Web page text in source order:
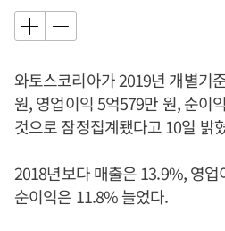
와토스코리아가 2019년 개별기
원, 영업이익 5억579만 원, 순이
것으로 잠정집계됐다고 10일 밝
2018년보다 매출은 13.9%, 영
순이익은 11.8% 늘었다.